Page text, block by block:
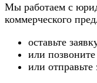
Мы работаем с
коммерческого
оставьте
или
или отправьте